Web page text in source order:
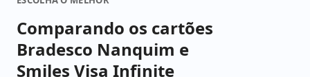
Comparando os cartões
Bradesco Nanquim e
Smiles Visa Infinite